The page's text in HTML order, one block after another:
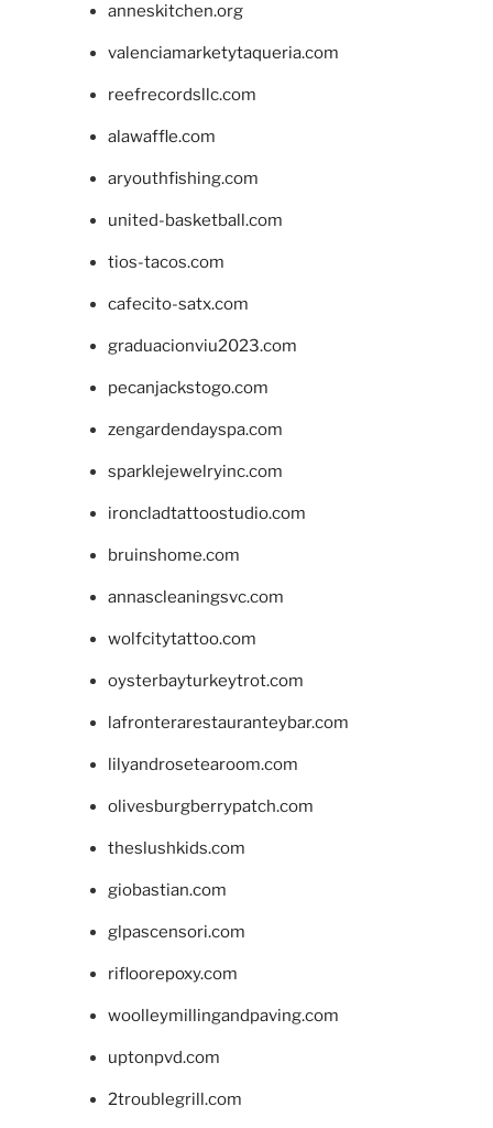
anneskitchen.org
valenciamarketytaqueria.com
reefrecordsllc.com
alawaffle.com
aryouthfishing.com
united-basketball.com
tios-tacos.com
cafecito-satx.com
graduacionviu2023.com
pecanjackstogo.com
zengardendayspa.com
sparklejewelryinc.com
ironcladtattoostudio.com
bruinshome.com
annascleaningsvc.com
wolfcitytattoo.com
oysterbayturkeytrot.com
lafronterarestauranteybar.com
lilyandrosetearoom.com
olivesburgberrypatch.com
theslushkids.com
giobastian.com
glpascensori.com
rifloorepoxy.com
woolleymillingandpaving.com
uptonpvd.com
2troublegrill.com